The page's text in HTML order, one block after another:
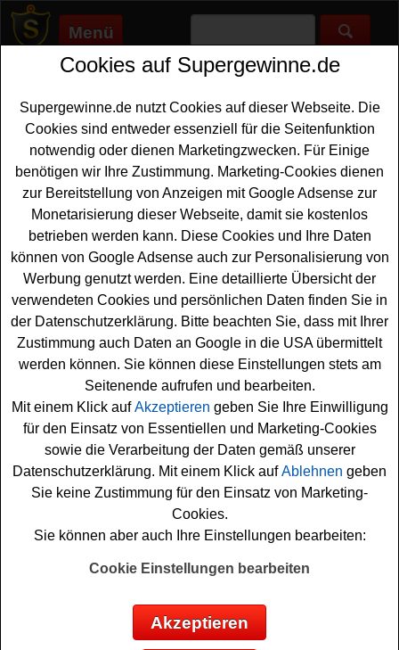
Menü
Supergewinne.de>Gewinnspiele>Geniesserpaket
Genießerpaket gewinnen -
Genießerpaket Gewinnspiel
Aktuelle Genießerpaket Gewinnspiele 2026 bei
Supergewinne.de ✅ Jetzt kostenlos mitmachen und mit
etwas Glück ein Genießerpaket gewinnen. ✅
Anzeige:
Gewinnsumme ▲ ▼ Gewinnanzahl
Bergquell Gewinnspiel Aktion 180 - Code
Cookies auf Supergewinne.de
Supergewinne.de nutzt Cookies auf dieser Webseite. Die
Cookies sind entweder essenziell für die Seitenfunktion
notwendig oder dienen Marketingzwecken. Für Einige
benötigen wir Ihre Zustimmung. Marketing-Cookies dienen
zur Bereitstellung von Anzeigen mit Google Adsense zur
Monetarisierung dieser Webseite, damit sie kostenlos
betrieben werden kann. Diese Cookies und Ihre Daten
können von Google Adsense auch zur Personalisierung von
Werbung genutzt werden. Eine detaillierte Übersicht der
verwendeten Cookies und persönlichen Daten finden Sie in
der Datenschutzerklärung. Bitte beachten Sie, dass mit Ihrer
Zustimmung auch Daten an Google in die USA übermittelt
werden können. Sie können diese Einstellungen stets am
Seitenende aufrufen und bearbeiten.
Mit einem Klick aufAkzeptieren geben Sie Ihre Einwilligung
für den Einsatz von Essentiellen und Marketing-Cookies
sowie die Verarbeitung der Daten gemäß unserer
Datenschutzerklärung. Mit einem Klick aufAblehnen geben
Sie keine Zustimmung für den Einsatz von Marketing-
Cookies.
Sie können aber auch Ihre Einstellungen bearbeiten:
Cookie Einstellungen bearbeiten
Akzeptieren